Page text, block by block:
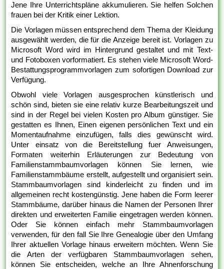
Jene Ihre Unterrichtspläne akkumulieren. Sie helfen Solchen
frauen bei der Kritik einer Lektion.
Die Vorlagen müssen entsprechend dem Thema der Kleidung
ausgewählt werden, die für die Anzeige bereit ist. Vorlagen zu
Microsoft Word wird im Hintergrund gestaltet und mit Text-
und Fotoboxen vorformatiert. Es stehen viele Microsoft Word-
Bestattungsprogrammvorlagen zum sofortigen Download zur
Verfügung.
Obwohl viele Vorlagen ausgesprochen künstlerisch und
schön sind, bieten sie eine relativ kurze Bearbeitungszeit und
sind in der Regel bei vielen Kosten pro Album günstiger. Sie
gestatten es Ihnen, Einen eigenen persönlichen Text und ein
Momentaufnahme einzufügen, falls dies gewünscht wird.
Unter einsatz von die Bereitstellung fuer Anweisungen,
Formaten weiterhin Erläuterungen zur Bedeutung von
Familienstammbaumvorlagen können Sie lernen, wie
Familienstammbäume erstellt, aufgestellt und organisiert sein.
Stammbaumvorlagen sind kinderleicht zu finden und im
allgemeinen recht kostengünstig. Jene haben die Form leerer
Stammbäume, darüber hinaus die Namen der Personen Ihrer
direkten und erweiterten Familie eingetragen werden können.
Oder Sie können einfach mehr Stammbaumvorlagen
verwenden, für den fall Sie Ihre Genealogie über den Umfang
Ihrer aktuellen Vorlage hinaus erweitern möchten. Wenn Sie
die Arten der verfügbaren Stammbaumvorlagen sehen,
können Sie entscheiden, welche an Ihre Ahnenforschung